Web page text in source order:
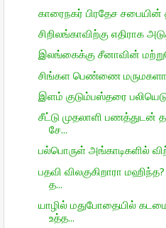
காரைநகர் பிரதேச சபையின்
சிறிலங்காவிற்கு எதிராக
இலங்கைக்கு சீனாவின்
சிங்கள பெண்ணை
இளம் குடும்பஸ்தரை
சீட்டு முதலாளி
சே...
பல்பொருள் அங்காடிகளில்
பதவி விலகுகிறாரா
த...
யாழில் மதுபோதையில்
உத்த...